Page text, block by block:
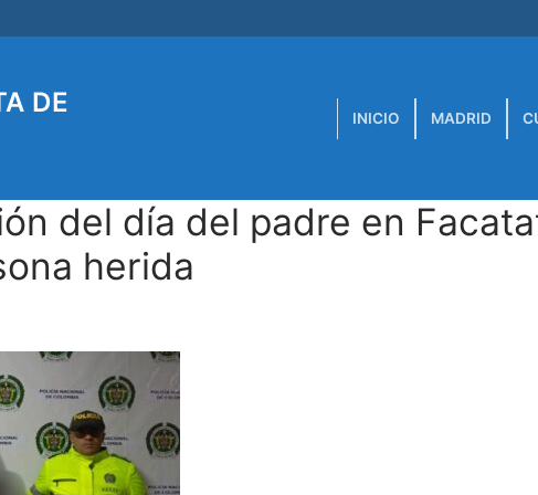
DE
INICIO MADRID
del día del padre en
herida